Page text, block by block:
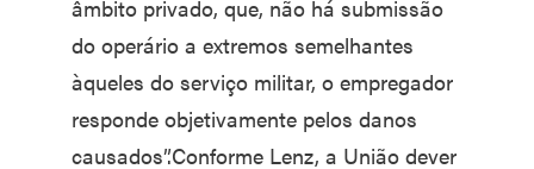
âmbito privado, que, não há submissão
do operário a extremos semelhantes
àqueles do serviço militar, o empregador
responde objetivamente pelos danos
causados”.Conforme Lenz, a União dever